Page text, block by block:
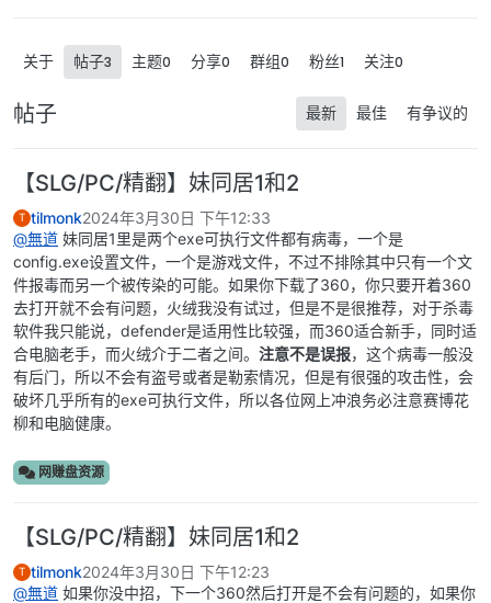
关于 帖子3 主题0 分享0 群组0 粉丝1 关注0
帖子 最新 最佳 有争议的
【SLG/PC/精翻】妹同居1和2
T tilmonk2024年3月30日 下午12:33
@無道 妹同居1里是两个exe可执行文件都有病毒，一个是
config.exe设置文件，一个是游戏文件，不过不排除其中只有一个文
件报毒而另一个被传染的可能。如果你下载了360，你只要开着360
去打开就不会有问题，火绒我没有试过，但是不是很推荐，对于杀毒
软件我只能说，defender是适用性比较强，而360适合新手，同时适
合电脑老手，而火绒介于二者之间。 注意不是误报，这个病毒一般没
有后门，所以不会有盗号或者是勒索情况，但是有很强的攻击性，会
破坏几乎所有的exe可执行文件，所以各位网上冲浪务必注意赛博花
柳和电脑健康。
网赚盘资源
【SLG/PC/精翻】妹同居1和2
T tilmonk2024年3月30日 下午12:23
@無道 如果你没中招，下一个360然后打开是不会有问题的，如果你